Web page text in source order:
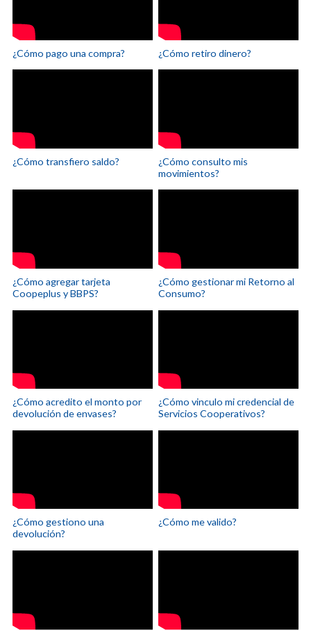
¿Cómo pago una compra? ¿Cómo retiro dinero?
¿Cómo transfiero saldo?
¿Cómo consulto mis
movimientos?
¿Cómo agregar tarjeta
Coopeplus y BBPS?
¿Cómo gestionar mi Retorno al
Consumo?
¿Cómo acredito el monto por
devolución de envases?
¿Cómo vinculo mi credencial de
Servicios Cooperativos?
¿Cómo gestiono una
devolución?
¿Cómo me valido?